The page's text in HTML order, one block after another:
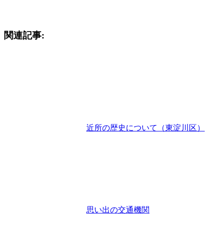
関連記事:
近所の歴史について（東淀川区）
思い出の交通機関